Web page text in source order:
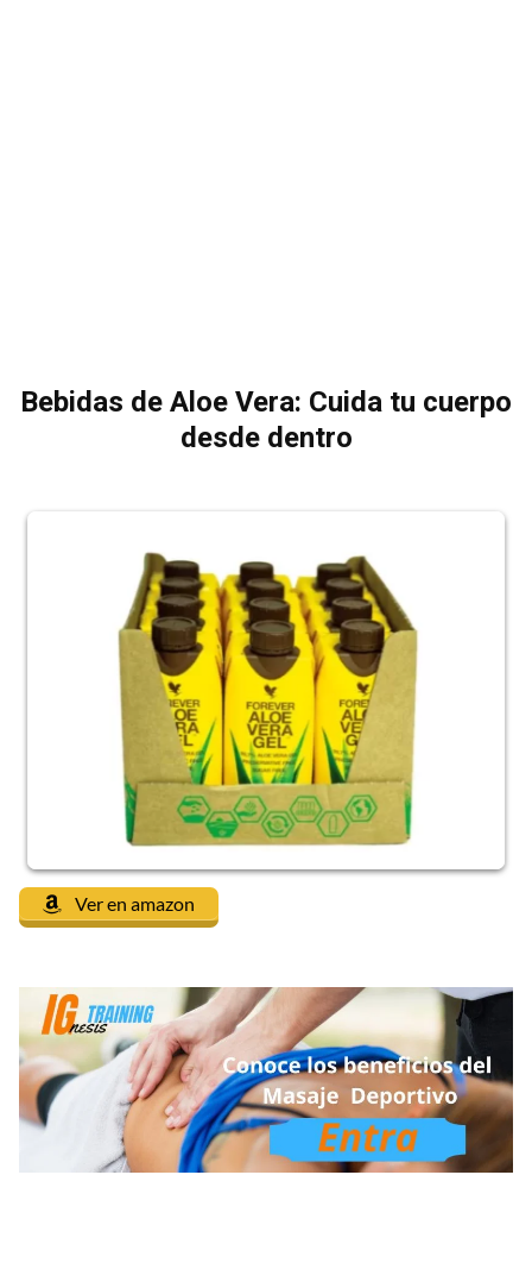
Bebidas de Aloe Vera: Cuida tu cuerpo
desde dentro
Ver en amazon